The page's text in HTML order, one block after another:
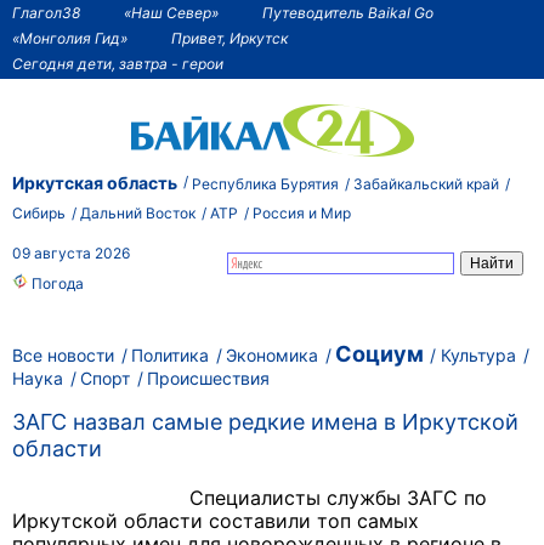
Глагол38 «Наш Север»
Путеводитель Baikal Go
«Монголия Гид»
Привет, Иркутск
Сегодня дети, завтра - герои
Иркутская область Республика Бурятия
Забайкальский край
Сибирь
Дальний Восток АТР Россия и Мир
09 августа 2026
Погода
Все новости Политика Экономика Социум
Культура
Наука
Спорт Происшествия
ЗАГС назвал самые редкие имена в Иркутской
области
Специалисты службы ЗАГС по
Иркутской области составили топ самых